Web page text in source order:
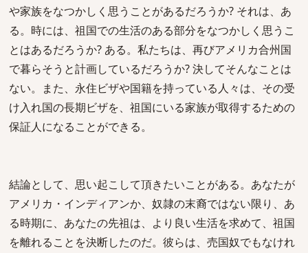
や家族をなつかしく思うことがあるだろうか? それは、あ
る。時には、祖国での生活のある部分をなつかしく思うこ
とはあるだろうか? ある。私たちは、再びアメリカ合州国
で暮らそうと計画しているだろうか? 決してそんなことは
ない。また、永住ビザや国籍を持っている人々は、その受
け入れ国の長期ビザを、祖国にいる家族が取得するための
保証人になることができる。
結論として、思い起こして頂きたいことがある。あなたが
アメリカ・インディアンか、奴隷の末裔ではない限り、あ
る時期に、あなたの先祖は、より良い生活を求めて、祖国
を離れることを決断したのだ。彼らは、売国奴でもなけれ